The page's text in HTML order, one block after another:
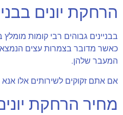
הרחקת יונים
בבניינים גבוהים רבי קומות
כאשר מדובר בצמרות עצים
המעבר שלהן.
אם אתם זקוקים לשירותים אלו
מחיר הרחקת